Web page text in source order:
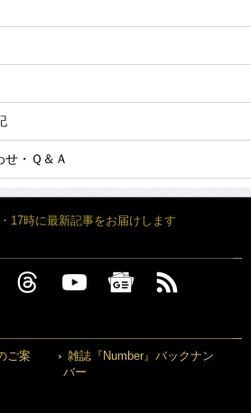
・Ｑ＆Ａ
17時に最新記事をお届けします
ご案
雑誌『Number』バックナン
バー